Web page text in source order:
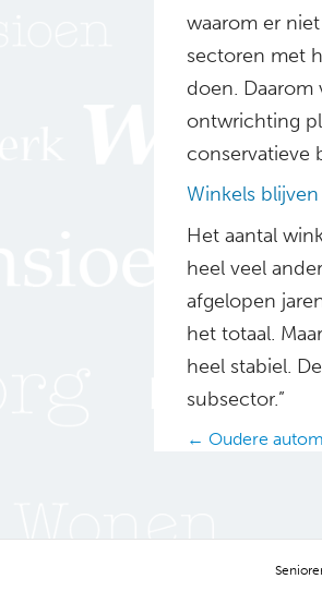
waarom er
sectoren met
doen.
ontwrichting
conservatieve
Winkels blijven
Het aantal
heel veel
afgelopen
het totaal.
heel stabiel.
subsector.”
Posts
← Oudere